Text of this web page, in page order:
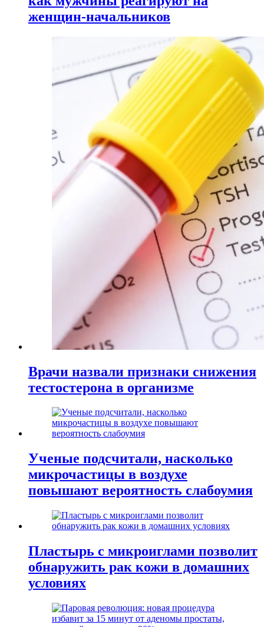
женщин-начальников
Врачи назвали признаки снижения
тестостерона в организме
Ученые подсчитали, насколько
микрочастицы в воздухе
повышают вероятность слабоумия
Пластырь с микроиглами позволит
обнаружить рак кожи в домашних
условиях